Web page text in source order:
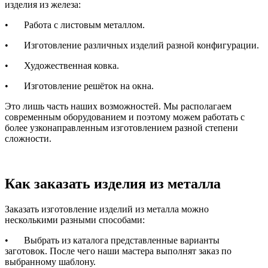
изделия из железа:
•
Работа с листовым металлом.
•
Изготовление различных изделий разной конфигурации.
•
Художественная ковка.
•
Изготовление решёток на окна.
Это лишь часть наших возможностей. Мы располагаем
современным оборудованием и поэтому можем работать с
более узконаправленным изготовлением разной степени
сложности.
Как заказать изделия из металла
Заказать изготовление изделий из металла можно
несколькими разными способами:
•
Выбрать из каталога представленные варианты
заготовок. После чего наши мастера выполнят заказ по
выбранному шаблону.